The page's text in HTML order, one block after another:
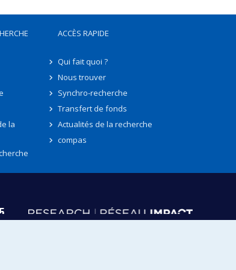
la
ACCÈS RAPIDE
Qui fait quoi ?
Nous trouver
Synchro-recherche
Transfert de fonds
Actualités de la recherche
compas